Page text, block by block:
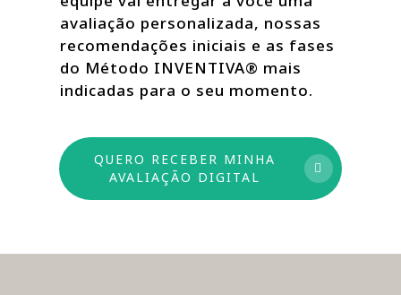
avaliação personalizada, nossas
recomendações iniciais e as fases
do Método INVENTIVA® mais
indicadas para o seu momento.
QUERO RECEBER MINHA
AVALIAÇÃO DIGITAL